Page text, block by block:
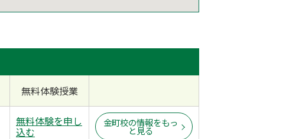
無料体験授業
無料体験を申し
込む
金町校の情報をもっ
と見る